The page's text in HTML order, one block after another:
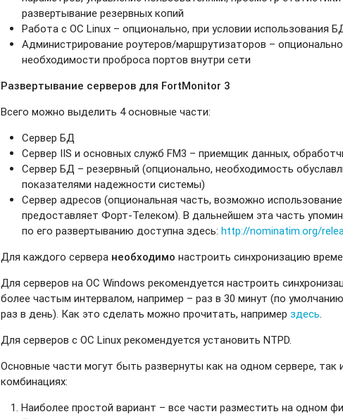
развертывание резервных копий
Работа с ОС Linux – опционально, при условии использования
Администрирование роутеров/маршрутизаторов –
необходимости проброса портов внутри сети
Развертывание серверов для FortMonitor 3
Всего можно выделить 4 основные части:
Сервер БД
Сервер IIS и основных служб FM3 – приемщик данных,
Сервер БД – резервный (опционально, необходимость
показателями надежности системы)
Сервер адресов (опциональная часть, возможно
предоставляет Форт-Телеком). В дальнейшем эта часть
по его развертыванию доступна здесь:http://nominatim.org/
Для каждого сервера необходимо настроить синхронизацию
Для серверов на ОС Windows рекомендуется настроить
более частым интервалом, например – раз в 30 минут (по
раз в день). Как это сделать можно прочитать, напримерздесь
Для серверов с ОС Linux рекомендуется установить NTPD.
Основные части могут быть развернуты как на одном сервере, так
комбинациях:
Наиболее простой вариант – все части разместить на одном